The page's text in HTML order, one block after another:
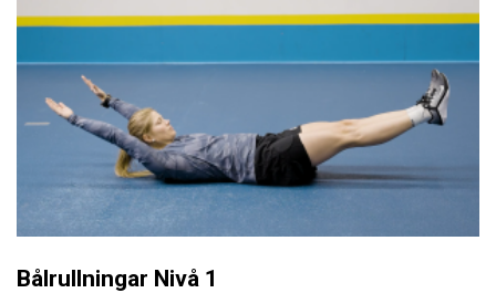
Bålrullningar Nivå 1